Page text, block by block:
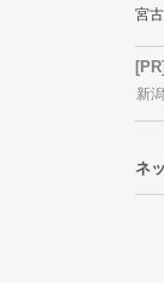
宮
[PR]
新
ネ